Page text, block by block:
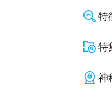
特
特
神